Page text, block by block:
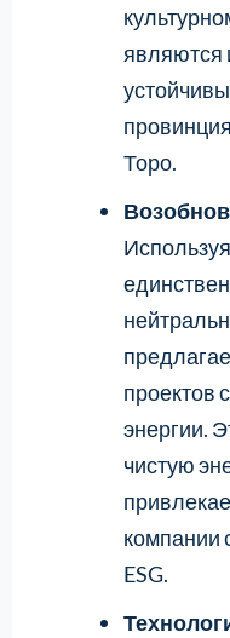
являются
Торо.
проектов
энергии.
чистую
компании
ESG.